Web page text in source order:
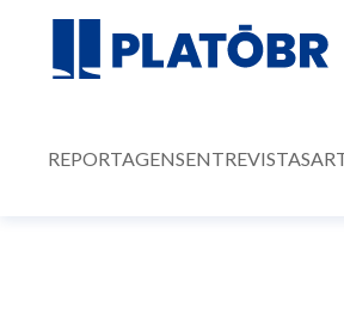
REPORTAGENSENTREVISTAS